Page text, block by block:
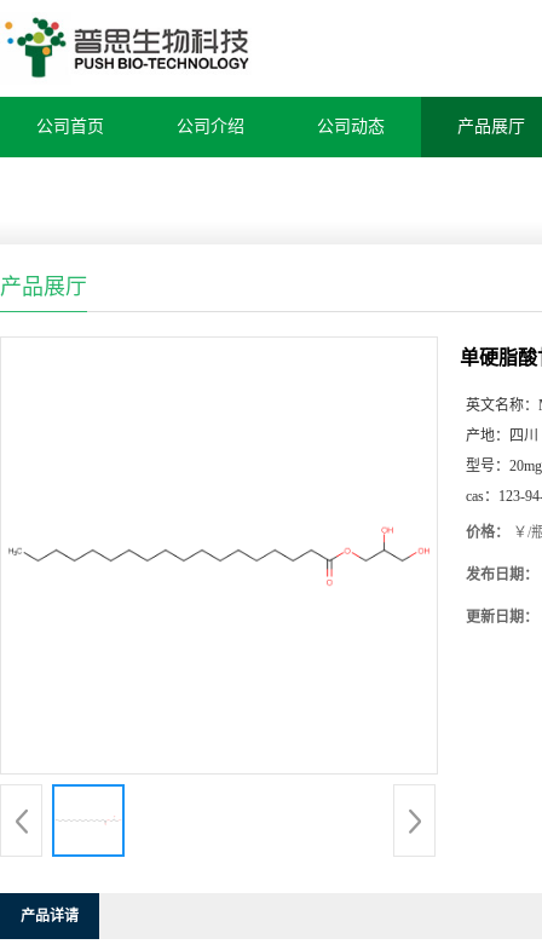
公司首页 公司介绍 公司动态 产品展厅
产品展厅
单硬脂酸
英文名称：
产地：
四川
型号： 20mg
cas： 123-
价格： ￥/
发布日期：
更新日期：
产品详请